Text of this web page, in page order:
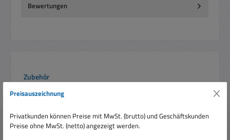
Bewertungen
Produktgalerie überspringen
Zubehör
Preisauszeichnung
Privatkunden können Preise mit MwSt. (brutto) und Geschäftskunden
Preise ohne MwSt. (netto) angezeigt werden.